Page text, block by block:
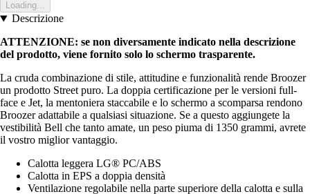
Loading...
Descrizione
ATTENZIONE: se non diversamente indicato nella descrizione
del prodotto, viene fornito solo lo schermo trasparente.
La cruda combinazione di stile, attitudine e funzionalità rende Broozer
un prodotto Street puro. La doppia certificazione per le versioni full-
face e Jet, la mentoniera staccabile e lo schermo a scomparsa rendono
Broozer adattabile a qualsiasi situazione. Se a questo aggiungete la
vestibilità Bell che tanto amate, un peso piuma di 1350 grammi, avrete
il vostro miglior vantaggio.
Calotta leggera LG® PC/ABS
Calotta in EPS a doppia densità
Ventilazione regolabile nella parte superiore della calotta e sulla